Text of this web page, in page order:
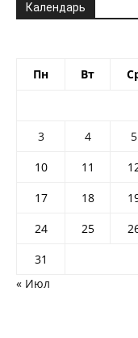
Календарь
Пн Вт
3
4 5
10
11
17
18
24
25
31
« Июл